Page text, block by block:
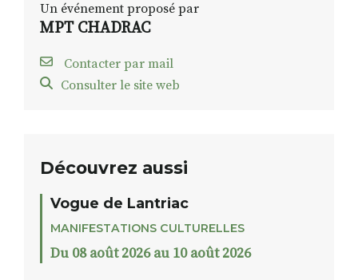
Un événement proposé par
MPT CHADRAC
Contacter par mail
Consulter le site web
Découvrez aussi
Vogue de Lantriac
MANIFESTATIONS CULTURELLES
Du 08 août 2026 au 10 août 2026